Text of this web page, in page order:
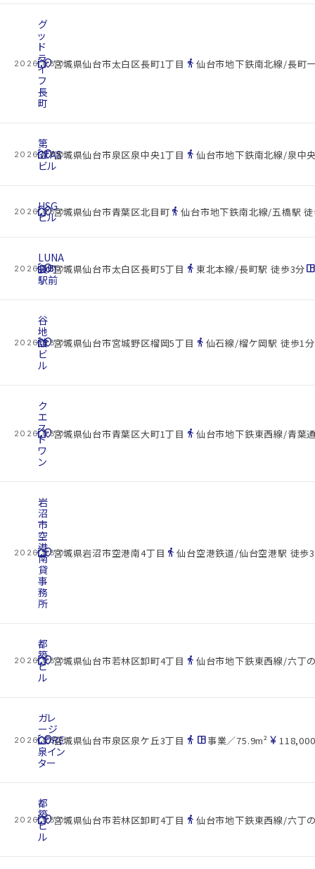
2026.08.07
cottage
グ
ッ
ド
ラ
イ
フ
長
町
location_on宮城県仙台市太白区長町1丁目 directions_walk 仙台市地下鉄南北線/長町
2026.08.07
cottage
第
3TAS
ビル
location_on宮城県仙台市泉区泉中央1丁目 directions_walk 仙台市地下鉄南北線/泉中
2026.08.07
cottage
HSG
ビル
location_on宮城県仙台市青葉区北目町 directions_walk仙台市地下鉄南北線/五橋駅
2026.08.07
cottage
LUNA
長町
駅前
location_on宮城県仙台市太白区長町5丁目 directions_walk 東北本線/長町駅 徒歩3分
2026.08.07
cottage
谷
地
舘
ビ
ル
location_on宮城県仙台市宮城野区榴岡5丁目 directions_walk 仙石線/榴ケ岡駅 徒歩1分
2026.08.07
cottage
ク
エ
ス
ト
ワ
ン
location_on宮城県仙台市青葉区大町1丁目 directions_walk 仙台市地下鉄東西線/青葉
2026.08.07
cottage
岩
沼
市
空
港
南
貸
事
務
所
location_on宮城県岩沼市空港南4丁目 directions_walk仙台空港鉄道/仙台空港駅 徒歩
2026.08.07
cottage
都
築
ビ
ル
location_on宮城県仙台市若林区卸町4丁目 directions_walk 仙台市地下鉄東西線/六丁
2026.08.07
cottage
ガレ
ージ
CORE
泉イン
ター
location_on宮城県仙台市泉区泉ケ丘3丁目 directions_walk space_dashboard事業／75.9m² currency_yen
2026.08.07
cottage
都
築
ビ
ル
location_on宮城県仙台市若林区卸町4丁目 directions_walk 仙台市地下鉄東西線/六丁